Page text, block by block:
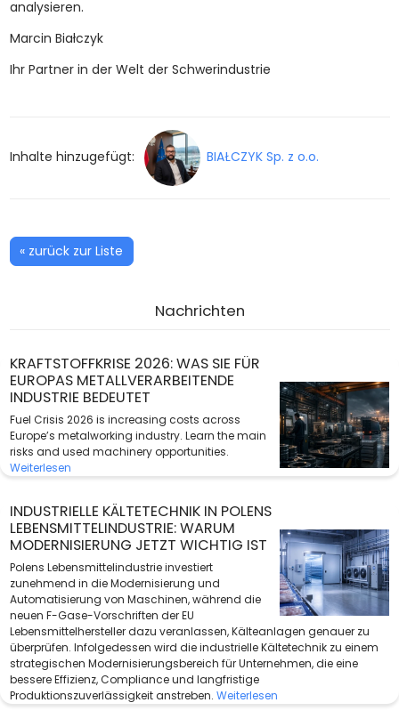
analysieren.
Marcin Białczyk
Ihr Partner in der Welt der Schwerindustrie
Inhalte hinzugefügt: BIAŁCZYK Sp. z o.o.
« zurück zur Liste
Nachrichten
KRAFTSTOFFKRISE 2026: WAS SIE FÜR
EUROPAS METALLVERARBEITENDE
INDUSTRIE BEDEUTET
Fuel Crisis 2026 is increasing costs across
Europe’s metalworking industry. Learn the main
risks and used machinery opportunities.
Weiterlesen
INDUSTRIELLE KÄLTETECHNIK IN POLENS
LEBENSMITTELINDUSTRIE: WARUM
MODERNISIERUNG JETZT WICHTIG IST
Polens Lebensmittelindustrie investiert
zunehmend in die Modernisierung und
Automatisierung von Maschinen, während die
neuen F-Gase-Vorschriften der EU
Lebensmittelhersteller dazu veranlassen, Kälteanlagen genauer zu
überprüfen. Infolgedessen wird die industrielle Kältetechnik zu einem
strategischen Modernisierungsbereich für Unternehmen, die eine
bessere Effizienz, Compliance und langfristige
Produktionszuverlässigkeit anstreben. Weiterlesen